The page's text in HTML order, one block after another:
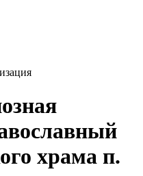
храма п.